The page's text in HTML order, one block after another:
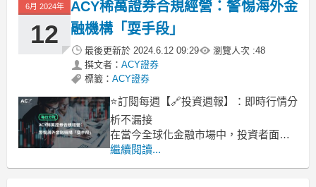
20%，有抄底機會嗎？
⏳精彩內容不錯過
6月 2024年
12
ACY稀萬證券合規經營：警惕海外金
融機構「耍手段」
最後更新於 2024.6.12 09:29 瀏覽人次 :48
撰文者： ACY證券
標籤： ACY證券
⭐訂閱每週【🔗投資週報】：即時行情分
析不漏接
在當今全球化金融市場中，投資者面臨
着越來越複雜的環境。作為一家知名的
繼續閱讀...